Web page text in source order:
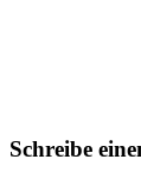
Schreibe